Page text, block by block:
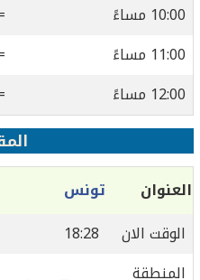
10:00 مساءً
=
11:00 مساءً
=
12:00 مساءً
=
العنوان تونس
الوقت الان
18:28
المنطقة